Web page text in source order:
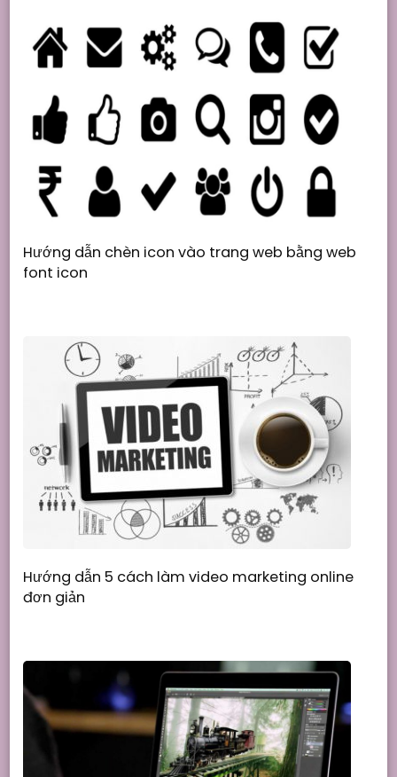
Hướng dẫn chèn icon vào trang web bằng web
font icon
Hướng dẫn 5 cách làm video marketing online
đơn giản